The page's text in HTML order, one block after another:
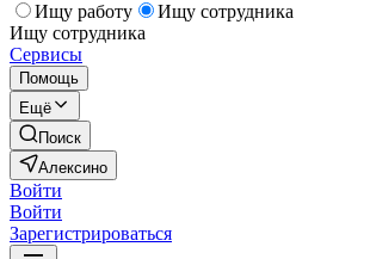
Ищу работу
Ищу сотрудника
Ищу сотрудника
Сервисы
Помощь
Ещё
Поиск
Алексино
Войти
Войти
Зарегистрироваться